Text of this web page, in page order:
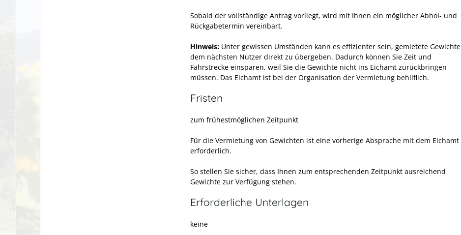
Sobald der vollständige Antrag vorliegt, wird mit Ihnen ein möglicher Abhol- und
Rückgabetermin vereinbart.
Hinweis: Unter gewissen Umständen kann es effizienter sein, gemietete Gewichte
dem nächsten Nutzer direkt zu übergeben. Dadurch können Sie Zeit und
Fahrstrecke einsparen, weil Sie die Gewichte nicht ins Eichamt zurückbringen
müssen. Das Eichamt ist bei der Organisation der Vermietung behilflich.
Fristen
zum frühestmöglichen Zeitpunkt
Für die Vermietung von Gewichten ist eine vorherige Absprache mit dem Eichamt
erforderlich.
So stellen Sie sicher, dass Ihnen zum entsprechenden Zeitpunkt ausreichend
Gewichte zur Verfügung stehen.
Erforderliche Unterlagen
keine